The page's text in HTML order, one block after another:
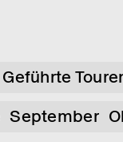
Geführte
September